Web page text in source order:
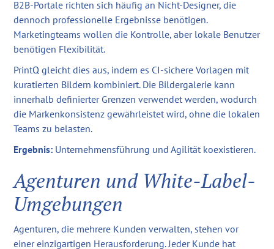
B2B-Portale richten sich häufig an Nicht-Designer, die
dennoch professionelle Ergebnisse benötigen.
Marketingteams wollen die Kontrolle, aber lokale Benutzer
benötigen Flexibilität.
PrintQ gleicht dies aus, indem es CI-sichere Vorlagen mit
kuratierten Bildern kombiniert. Die Bildergalerie kann
innerhalb definierter Grenzen verwendet werden, wodurch
die Markenkonsistenz gewährleistet wird, ohne die lokalen
Teams zu belasten.
Ergebnis: Unternehmensführung und Agilität koexistieren.
Agenturen und White-Label-
Umgebungen
Agenturen, die mehrere Kunden verwalten, stehen vor
einer einzigartigen Herausforderung. Jeder Kunde hat